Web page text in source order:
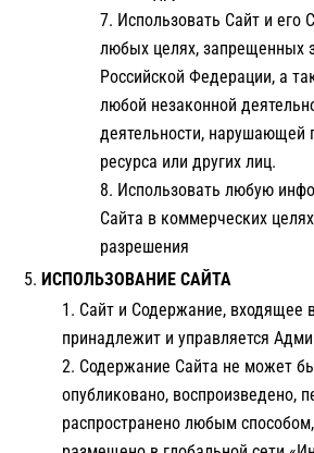
Использовать Сайт и его
любых целях, запрещенных
Российской Федерации, а
любой незаконной
деятельности, нарушающей
ресурса или других лиц.
Использовать любую
Сайта в коммерческих
разрешения
ИСПОЛЬЗОВАНИЕ САЙТА
Сайт и Содержание, входящее
принадлежит и управляется
Содержание Сайта не может
опубликовано, воспроизведено,
распространено любым